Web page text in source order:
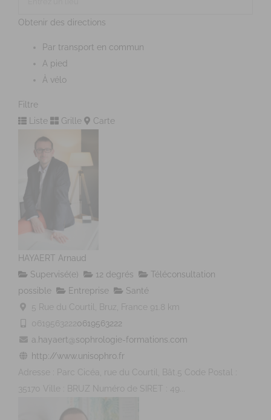
Obtenir des directions
Par transport en commun
A pied
À vélo
Filtre
Liste
Grille Carte
HAYAERT Arnaud
Supervisé(e)
12 degrés
Téléconsultation
possible
Entreprise
Santé
5 Rue du Courtil, Bruz, France
91.8 km
06195632220619563222
a.hayaert@sophrologie-formations.com
http://www.unisophro.fr
Adresse : Parc Cicéa, rue du Courtil, Bât.5 Code Postal :
35170 Ville : BRUZ Numéro de SIRET : 49...